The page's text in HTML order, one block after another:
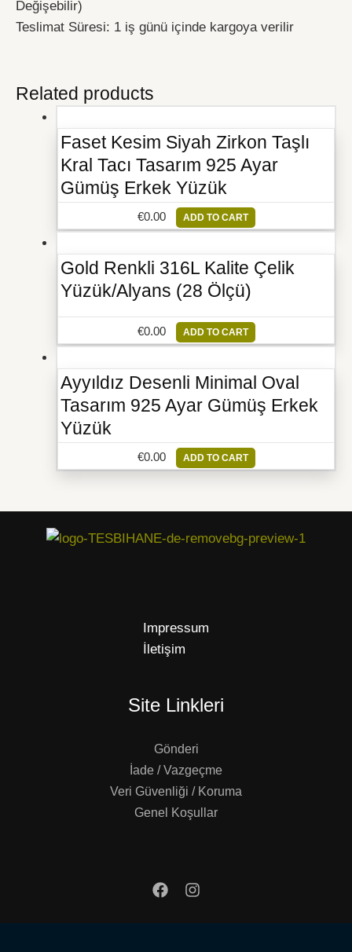
Değişebilir)
Teslimat Süresi: 1 iş günü içinde kargoya verilir
Related products
Faset Kesim Siyah Zirkon Taşlı
Kral Tacı Tasarım 925 Ayar
Gümüş Erkek Yüzük
€0.00 ADD TO CART
Gold Renkli 316L Kalite Çelik
Yüzük/Alyans (28 Ölçü)
€0.00 ADD TO CART
Ayyıldız Desenli Minimal Oval
Tasarım 925 Ayar Gümüş Erkek
Yüzük
€0.00 ADD TO CART
Impressum
İletişim
Site Linkleri
Gönderi
İade / Vazgeçme
Veri Güvenliği / Koruma
Genel Koşullar